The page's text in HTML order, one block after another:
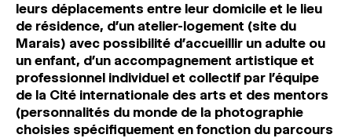
leurs déplacements entre leur domicile et le lieu
de résidence, d’un atelier-logement (site du
Marais) avec possibilité d’accueillir un adulte ou
un enfant, d’un accompagnement artistique et
professionnel individuel et collectif par l’équipe
de la Cité internationale des arts et des mentors
(personnalités du monde de la photographie
choisies spécifiquement en fonction du parcours